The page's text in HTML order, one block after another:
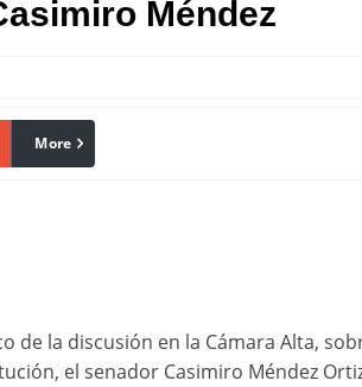
Méndez
linkedin
More
de la discusión en la Cámara Alta,
el senador Casimiro Méndez